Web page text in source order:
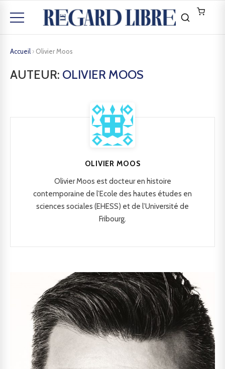
Accueil › Olivier Moos
AUTEUR: OLIVIER MOOS
OLIVIER MOOS
Olivier Moos est docteur en histoire
contemporaine de l’Ecole des hautes études en
sciences sociales (EHESS) et de l’Université de
Fribourg.